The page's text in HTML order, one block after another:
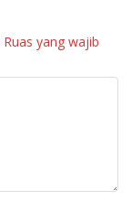
Ruas yang wajib